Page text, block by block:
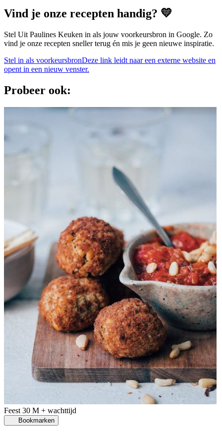
Vind je onze recepten handig? 💛
Stel Uit Paulines Keuken in als jouw voorkeursbron in Google. Zo
vind je onze recepten sneller terug én mis je geen nieuwe inspiratie.
Stel in als voorkeursbronDeze link leidt naar een externe website en
opent in een nieuw venster.
Probeer ook:
Feest 30 M + wachttijd
Bookmarken